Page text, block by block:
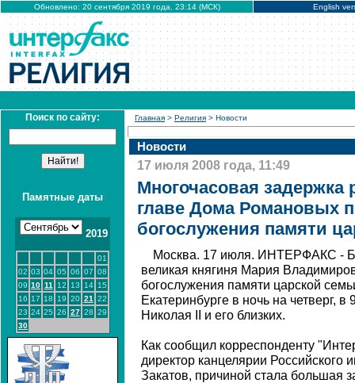
Обновлено: 20 сентября 2019 года, 23:14 (МСК) English
Поиск по сайту:
Памятные даты
2019
01
02 03 04 05 06 07 08
09 10 11 12 13 14 15
16 17 18 19 20 21
22
23 24 25 26 27 28 29
30
Главная > Религия > Новости
Новости
17 июля 2008 года, 11:49
Многочасовая задержка
главе Дома Романовых
богослужения памяти
Москва. 17 июля. ИНТЕРФАКС -
великая княгиня Мария
богослужения памяти царской
Екатеринбурге в ночь на четверг,
Николая II и его близких.
Как сообщил корреспонденту
директор канцелярии Российского
Закатов, причиной стала большая